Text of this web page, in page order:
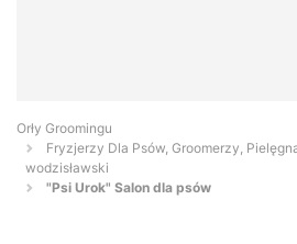
Orły Groomingu
Fryzjerzy Dla Psów, Groomerzy,
wodzisławski
"Psi Urok" Salon dla psów